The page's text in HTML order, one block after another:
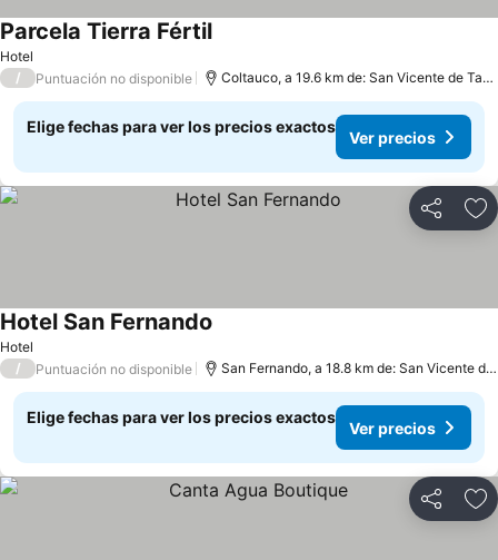
Hotel
Parcela Tierra Fértil
/ Puntuación no disponible Coltauco, a 19.6 km de: San Vicente de Tagua
Elige fechas para ver los precios exactos
Ver precios
Compartir
Hotel
Hotel San Fernando
/ Puntuación no disponible San Fernando, a 18.8 km de: San Vicente de Tagua
Elige fechas para ver los precios exactos
Ver precios
Compartir